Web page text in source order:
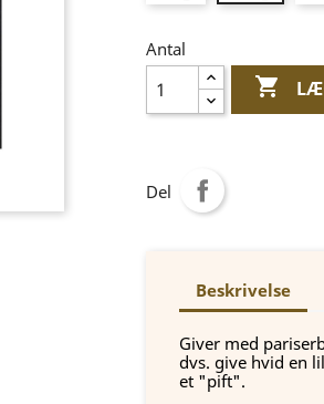
Antal

Del
Beskrivelse
Giver med
dvs. give hvid en
et "pift".